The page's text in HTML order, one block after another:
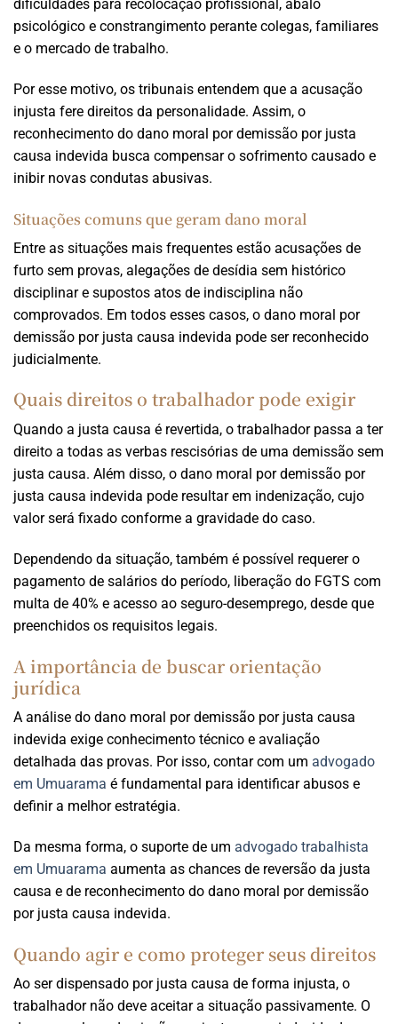
dificuldades para recolocação profissional, abalo
psicológico e constrangimento perante colegas, familiares
e o mercado de trabalho.
Por esse motivo, os tribunais entendem que a acusação
injusta fere direitos da personalidade. Assim, o
reconhecimento do dano moral por demissão por justa
causa indevida busca compensar o sofrimento causado e
inibir novas condutas abusivas.
Situações comuns que geram dano moral
Entre as situações mais frequentes estão acusações de
furto sem provas, alegações de desídia sem histórico
disciplinar e supostos atos de indisciplina não
comprovados. Em todos esses casos, o dano moral por
demissão por justa causa indevida pode ser reconhecido
judicialmente.
Quais direitos o trabalhador pode exigir
Quando a justa causa é revertida, o trabalhador passa a ter
direito a todas as verbas rescisórias de uma demissão sem
justa causa. Além disso, o dano moral por demissão por
justa causa indevida pode resultar em indenização, cujo
valor será fixado conforme a gravidade do caso.
Dependendo da situação, também é possível requerer o
pagamento de salários do período, liberação do FGTS com
multa de 40% e acesso ao seguro-desemprego, desde que
preenchidos os requisitos legais.
A importância de buscar orientação
jurídica
A análise do dano moral por demissão por justa causa
indevida exige conhecimento técnico e avaliação
detalhada das provas. Por isso, contar com um advogado
em Umuarama é fundamental para identificar abusos e
definir a melhor estratégia.
Da mesma forma, o suporte de um advogado trabalhista
em Umuarama aumenta as chances de reversão da justa
causa e de reconhecimento do dano moral por demissão
por justa causa indevida.
Quando agir e como proteger seus direitos
Ao ser dispensado por justa causa de forma injusta, o
trabalhador não deve aceitar a situação passivamente. O